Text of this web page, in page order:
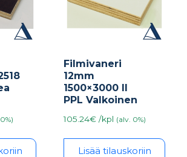
Filmivaneri
12mm
1500×3000 II
PPL Valkoinen
105.24€ /kpl (alv. 0%)
Lisää tilauskoriin